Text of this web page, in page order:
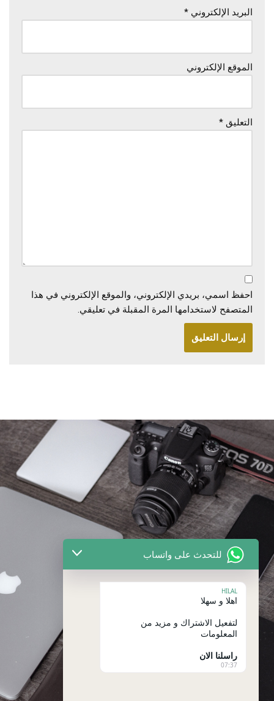
البريد الإلكتروني *
الموقع الإلكتروني
التعليق *
احفظ اسمي، بريدي الإلكتروني، والموقع الإلكتروني في هذا
المتصفح لاستخدامها المرة المقبلة في تعليقي.
للتحدث على واتساب
HILAL
اهلا و سهلا
لتفعيل الاشتراك و مزيد من
المعلومات
راسلنا الان
07:37